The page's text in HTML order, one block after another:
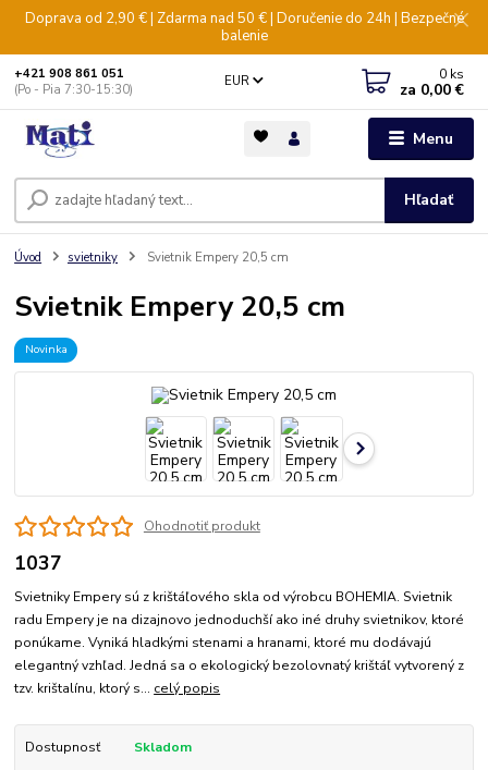
Doprava od 2,90 € | Zdarma nad 50 € | Doručenie do 24h | Bezpečné
balenie
Menu
EUR
Hľadať
+421 908 861 051
(Po - Pia 7:30-15:30)
0 ks
za 0,00 €
Úvod svietniky Svietnik Empery 20,5 cm
Svietnik Empery 20,5 cm
Novinka
Ohodnotiť produkt
1037
Svietniky Empery sú z krištáľového skla od výrobcu BOHEMIA. Svietnik
radu Empery je na dizajnovo jednoduchší ako iné druhy svietnikov, ktoré
ponúkame. Vyniká hladkými stenami a hranami, ktoré mu dodávajú
elegantný vzhľad. Jedná sa o ekologický bezolovnatý krištáľ vytvorený z
tzv. krištalínu, ktorý s... celý popis
Dostupnosť Skladom